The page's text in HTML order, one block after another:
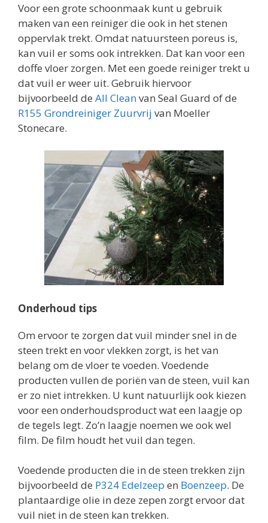
Voor een grote schoonmaak kunt u gebruik
maken van een reiniger die ook in het stenen
oppervlak trekt. Omdat natuursteen poreus is,
kan vuil er soms ook intrekken. Dat kan voor een
doffe vloer zorgen. Met een goede reiniger trekt u
dat vuil er weer uit. Gebruik hiervoor
bijvoorbeeld de All Cleanvan Seal Guard of de
R155 Grondreiniger Zuurvrij van Moeller
Stonecare.
Onderhoud tips
Om ervoor te zorgen dat vuil minder snel in de
steen trekt en voor vlekken zorgt, is het van
belang om de vloer te voeden. Voedende
producten vullen de poriën van de steen, vuil kan
er zo niet intrekken. U kunt natuurlijk ook kiezen
voor een onderhoudsproduct wat een laagje op
de tegels legt. Zo’n laagje noemen we ook wel
film. De film houdt het vuil dan tegen.
Voedende producten die in de steen trekken zijn
bijvoorbeeld de P324 Edelzeep en Boenzeep. De
plantaardige olie in deze zepen zorgt ervoor dat
vuil niet in de steen kan trekken.